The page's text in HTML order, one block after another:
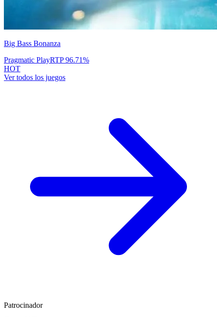
Big Bass Bonanza
Pragmatic PlayRTP96.71%
HOT
Ver todos los juegos
Patrocinador